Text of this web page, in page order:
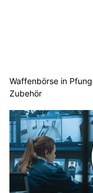
Waffenbörse in
Zubehör